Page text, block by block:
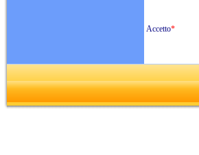
Accetto*